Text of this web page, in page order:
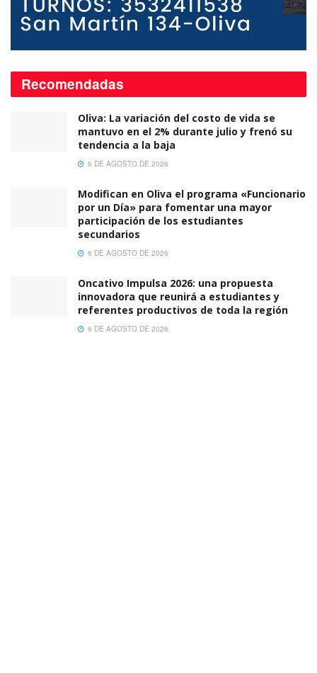
Recomendadas
Oliva: La variación del costo de vida se
mantuvo en el 2% durante julio y frenó su
tendencia a la baja
6 DE AGOSTO DE 2026
Modifican en Oliva el programa «Funcionario
por un Día» para fomentar una mayor
participación de los estudiantes
secundarios
6 DE AGOSTO DE 2026
Oncativo Impulsa 2026: una propuesta
innovadora que reunirá a estudiantes y
referentes productivos de toda la región
6 DE AGOSTO DE 2026